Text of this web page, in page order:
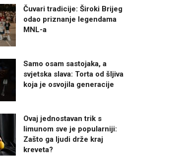
Čuvari tradicije: Široki Brijeg
odao priznanje legendama
MNL-a
Samo osam sastojaka, a
svjetska slava: Torta od šljiva
koja je osvojila generacije
Ovaj jednostavan trik s
limunom sve je popularniji:
Zašto ga ljudi drže kraj
kreveta?